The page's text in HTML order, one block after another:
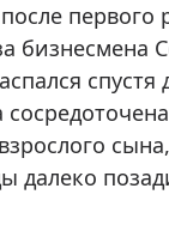
первого
бизнесмена
спустя
далеко